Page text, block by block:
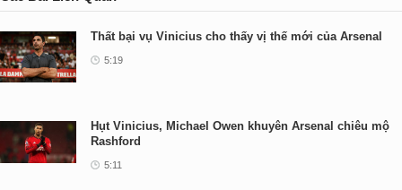
Thất bại vụ Vinicius cho thấy vị thế mới của Arsenal
5:19
Hụt Vinicius, Michael Owen khuyên Arsenal chiêu mộ
Rashford
5:11